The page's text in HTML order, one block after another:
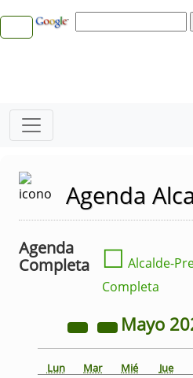
Agenda
Agenda
Completa
☐ Alcalde-
Completa
Mayo
Lun Mar Mié Jue